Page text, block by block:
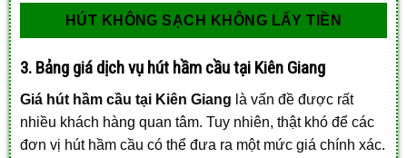
HÚT KHÔNG SẠCH KHÔNG LẤY TIỀN
3. Bảng giá dịch vụ hút hầm cầu tại Kiên Giang
Giá hút hầm cầu tại Kiên Giang là vấn đề được rất
nhiều khách hàng quan tâm. Tuy nhiên, thật khó để các
đơn vị hút hầm cầu có thể đưa ra một mức giá chính xác.